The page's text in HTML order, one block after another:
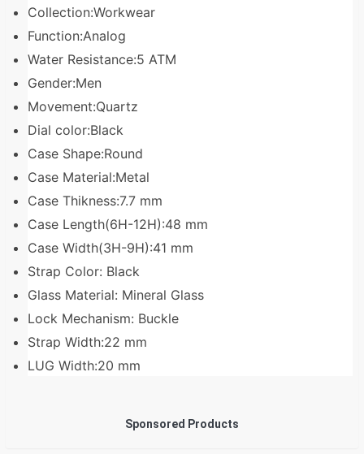
Collection:Workwear
Function:Analog
Water Resistance:5 ATM
Gender:Men
Movement:Quartz
Dial color:Black
Case Shape:Round
Case Material:Metal
Case Thikness:7.7 mm
Case Length(6H-12H):48 mm
Case Width(3H-9H):41 mm
Strap Color: Black
Glass Material: Mineral Glass
Lock Mechanism: Buckle
Strap Width:22 mm
LUG Width:20 mm
Sponsored Products